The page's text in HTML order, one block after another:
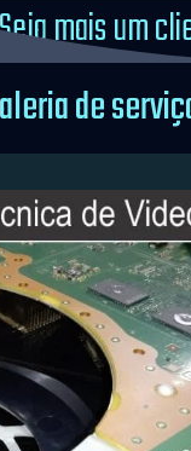
Seja mais um
de